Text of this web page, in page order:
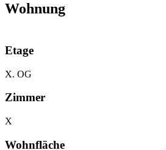
Wohnung
Etage
X. OG
Zimmer
X
Wohnfläche